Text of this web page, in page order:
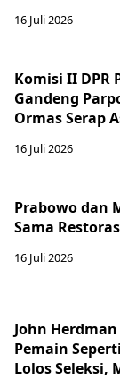
16 Juli 2026
Komisi II DPR
Gandeng
Ormas Serap
16 Juli 2026
Prabowo dan
Sama
16 Juli 2026
John
Pemain
Lolos Seleksi,